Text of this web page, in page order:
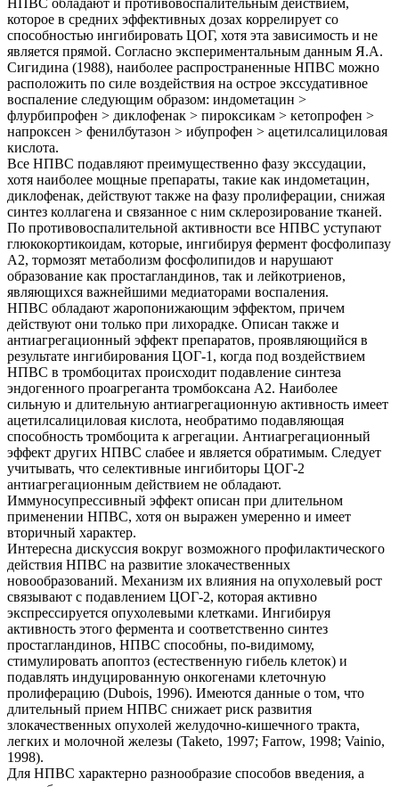
которое в средних эффективных дозах коррелирует со
способностью ингибировать ЦОГ, хотя эта зависимость и не
является прямой. Согласно экспериментальным данным Я.А.
Сигидина (1988), наиболее распространенные НПВС можно
расположить по силе воздействия на острое экссудативное
воспаление следующим образом: индометацин >
флурбипрофен > диклофенак > пироксикам > кетопрофен >
напроксен > фенилбутазон > ибупрофен > ацетилсалициловая
кислота.
Все НПВС подавляют преимущественно фазу экссудации,
хотя наиболее мощные препараты, такие как индометацин,
диклофенак, действуют также на фазу пролиферации, снижая
синтез коллагена и связанное с ним склерозирование тканей.
По противовоспалительной активности все НПВС уступают
глюкокортикоидам, которые, ингибируя фермент фосфолипазу
А2, тормозят метаболизм фосфолипидов и нарушают
образование как простагландинов, так и лейкотриенов,
являющихся важнейшими медиаторами воспаления.
НПВС обладают жаропонижающим эффектом, причем
действуют они только при лихорадке. Описан также и
антиагрегационный эффект препаратов, проявляющийся в
результате ингибирования ЦОГ-1, когда под воздействием
НПВС в тромбоцитах происходит подавление синтеза
эндогенного проагреганта тромбоксана А2. Наиболее
сильную и длительную антиагрегационную активность имеет
ацетилсалициловая кислота, необратимо подавляющая
способность тромбоцита к агрегации. Антиагрегационный
эффект других НПВС слабее и является обратимым. Следует
учитывать, что селективные ингибиторы ЦОГ-2
антиагрегационным действием не обладают.
Иммуносупрессивный эффект описан при длительном
применении НПВС, хотя он выражен умеренно и имеет
вторичный характер.
Интересна дискуссия вокруг возможного профилактического
действия НПВС на развитие злокачественных
новообразований. Механизм их влияния на опухолевый рост
связывают с подавлением ЦОГ-2, которая активно
экспрессируется опухолевыми клетками. Ингибируя
активность этого фермента и соответственно синтез
простагландинов, НПВС способны, по-видимому,
стимулировать апоптоз (естественную гибель клеток) и
подавлять индуцированную онкогенами клеточную
пролиферацию (Dubois, 1996). Имеются данные о том, что
длительный прием НПВС снижает риск развития
злокачественных опухолей желудочно-кишечного тракта,
легких и молочной железы (Taketo, 1997; Farrow, 1998; Vainio,
1998).
Для НПВС характерно разнообразие способов введения, а